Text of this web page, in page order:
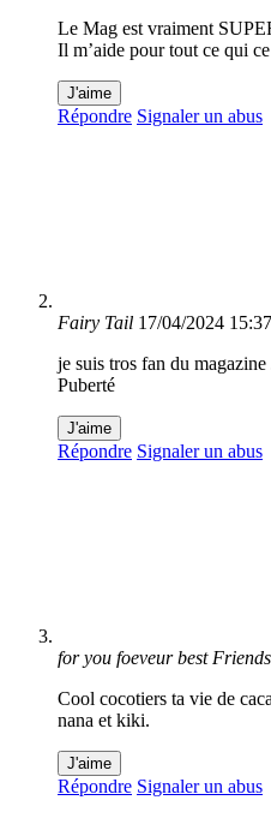
Le Mag est vraiment
Il m’aide pour tout ce qui
J'aime
Répondre Signaler un abus
Fairy Tail 17/04/2024 15:37
je suis tros fan du magazine
Puberté
J'aime
Répondre Signaler un abus
for you foeveur best
Cool cocotiers ta vie de
nana et kiki.
J'aime
Répondre Signaler un abus